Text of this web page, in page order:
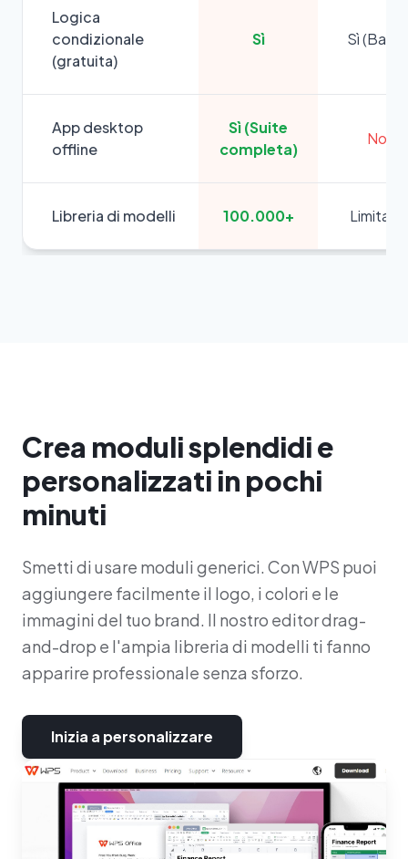
Logica
condizionale
(gratuita)
Sì Sì (Base)
App desktop
offline
Sì (Suite
completa)
No
Libreria di modelli 100.000+ Limitata
Crea moduli splendidi e
personalizzati in pochi
minuti
Smetti di usare moduli generici. Con WPS puoi
aggiungere facilmente il logo, i colori e le
immagini del tuo brand. Il nostro editor drag-
and-drop e l'ampia libreria di modelli ti fanno
apparire professionale senza sforzo.
Inizia a personalizzare